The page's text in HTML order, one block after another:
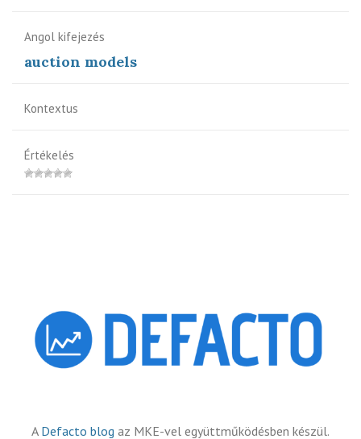
Angol kifejezés
auction models
Kontextus
Értékelés
A Defacto blog az MKE-vel együttműködésben készül.